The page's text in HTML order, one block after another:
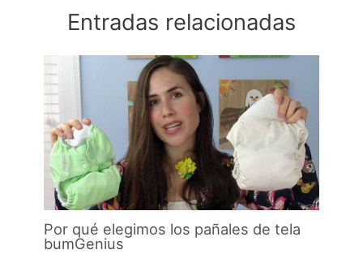
Entradas relacionadas
Por qué elegimos los pañales de tela
bumGenius